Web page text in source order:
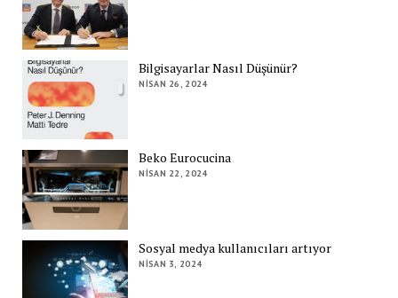
Bilgisayarlar Nasıl Düşünür?
NISAN 26, 2024
Beko Eurocucina
NISAN 22, 2024
Sosyal medya kullanıcıları artıyor
NISAN 3, 2024